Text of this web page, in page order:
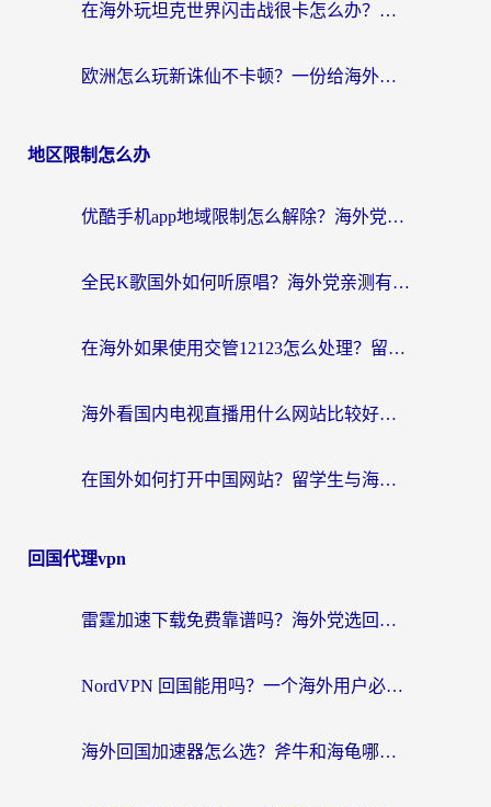
在海外玩坦克世界闪击战很卡怎么办？老玩家亲测有效的加速器选择指南
欧洲怎么玩新诛仙不卡顿？一份给海外游子的国服游戏畅玩指南
地区限制怎么办
优酷手机app地域限制怎么解除？海外党亲测有效的追剧方案
全民K歌国外如何听原唱？海外党亲测有效的回国加速器选择指南
在海外如果使用交管12123怎么处理？留学生亲测有效的回国加速方案
海外看国内电视直播用什么网站比较好？一篇解决你所有追剧难题的实用指南
在国外如何打开中国网站？留学生与海外华人的无缝访问指南
回国代理vpn
雷霆加速下载免费靠谱吗？海外党选回国加速器的避坑指南（附热门工具对比）
NordVPN 回国能用吗？一个海外用户必须面对的真实困境
海外回国加速器怎么选？斧牛和海龟哪个好？一篇帮你避开坑的实用指南